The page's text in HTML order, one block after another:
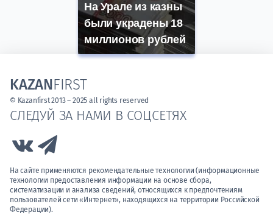
На Урале из казны
были украдены 18
миллионов рублей
СЛЕДУЙ ЗА НАМИ В СОЦСЕТЯХ
Link to Vk
На сайте применяются рекомендательные технологии (информационные
технологии предоставления информации на основе сбора,
систематизации и анализа сведений, относящихся к предпочтениям
пользователей сети «Интернет», находящихся на территории Российской
Федерации).
KAZANFIRST
© Kazanfirst 2013 – 2025 all rights reserved